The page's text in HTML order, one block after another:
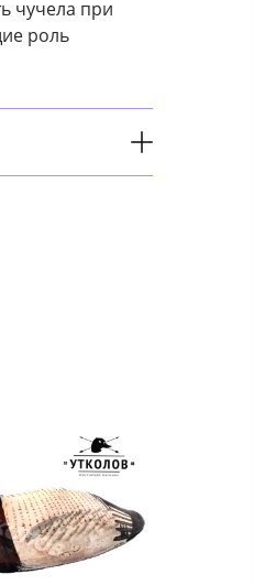
чучела при
роль